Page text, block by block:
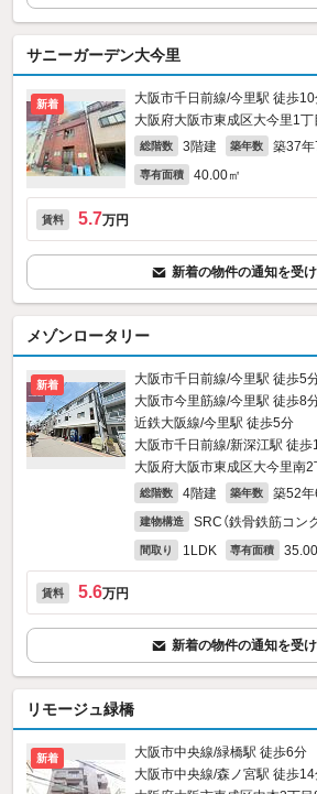
サニーガーデン大今里
新着
大阪市千日前線/今里駅 徒歩
大阪府大阪市東成区大今里1丁
総階数 3階建 築年数 築37年
専有面積 40.00㎡
賃料 5.7万円
新着の物件の通知を受
メゾンロータリー
新着
大阪市千日前線/今里駅 徒歩5
大阪市今里筋線/今里駅 徒歩8
近鉄大阪線/今里駅 徒歩5分
大阪市千日前線/新深江駅 徒歩
大阪府大阪市東成区大今里南
総階数 4階建 築年数 築52年
建物構造 SRC（鉄骨鉄筋コン
間取り 1LDK 専有面積
賃料 5.6万円
新着の物件の通知を受
リモージュ緑橋
新着
大阪市中央線/緑橋駅 徒歩6分
大阪市中央線/森ノ宮駅 徒歩